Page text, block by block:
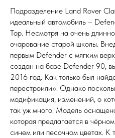
Подразделение Land Rover
идеальный автомобиль –
Top. Несмотря на очень
очарование старой школы.
первым Defender с мягким
создан на базе Defender 90,
2016 год. Как только был
перестроили». Однако
модификация, изменений, о
так уж много. Модель
которая предлагается в
синем или песочном цветах. К